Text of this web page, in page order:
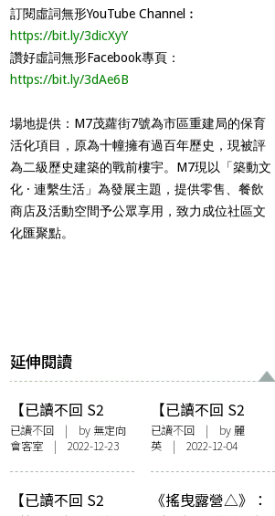
訂閱虛詞無形YouTube Channel︰
https://bit.ly/3dicXyY
讚好虛詞無形Facebook專頁：
https://bit.ly/3dAe6B
場地提供：M7茂蘿街7號為市區重建局的保育
活化項目，原為十幢擁有過百年歷史，現被評
為二級歷史建築的戰前樓宇。M7現以「築動文
化 · 連繫生活」為發展主題，提供零售、餐飲
商店及活動空間予公眾享用，致力成位社區文
化匯聚點。
延伸閱讀
【已讀不回 S2
#40】美斯捧盃、
麗英大悲咒、衍仁
擤鼻涕、Sarah校
園生活、KY離別感
言｜已讀不回Book
已讀不回 | by 無定向
會客室 | 2022-12-23
【已讀不回 S2
#37】麗英｜少女
の樂與怒！：
kakifly《K-ON！輕
音部》
已讀不回| by 麗
英 | 2022-12-04
【已讀不回 S2
《搖曳露營△》：